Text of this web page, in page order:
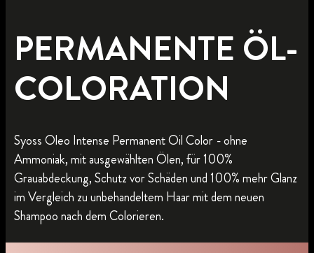
PERMANENTE ÖL-
COLORATION
Syoss Oleo Intense Permanent Oil Color - ohne
Ammoniak, mit ausgewählten Ölen, für 100%
Grauabdeckung, Schutz vor Schäden und 100% mehr Glanz
im Vergleich zu unbehandeltem Haar mit dem neuen
Shampoo nach dem Colorieren.